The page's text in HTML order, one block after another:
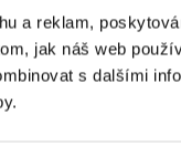
a reklam,
jak náš web
s dalšími